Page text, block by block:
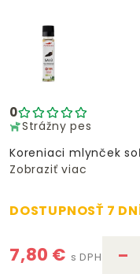
0
Strážny pes
Koreniaci mlynček
Zobraziť viac
DOSTUPNOSŤ 7
7,80 € s DPH –